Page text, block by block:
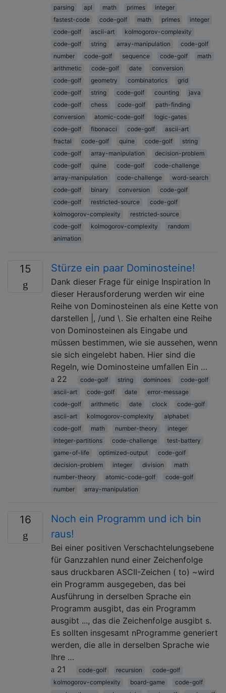
parsing
apl math primes
integer
fastest-code
code-golf math primes
integer
code-golf
ascii-art
kolmogorov-complexity
code-golf
string array-manipulation
code-golf
number
code-golf sequence code-golf
math
arithmetic
code-golf date
conversion
code-golf
geometry combinatorics
grid
code-golf
string code-golf counting
java
code-golf
chess code-golf
path-finding
conversion
atomic-code-golf
logic-gates
code-golf
fibonacci code-golf
ascii-art
fractal
code-golf quine code-golf
string
code-golf
array-manipulation
decision-problem
code-golf
quine code-golf
code-challenge
array-manipulation
code-challenge
word-search
code-golf
binary conversion
code-golf
code-golf
restricted-source
code-golf
kolmogorov-complexity
restricted-source
code-golf
kolmogorov-complexity
random
animation
15 Stürze ein paar Dominosteine!
Dank dieser Frage für einige Inspiration In
dieser Herausforderung werden wir eine
Reihe von Dominosteinen als eine Kette von
darstellen |, /und \. Sie erhalten eine Reihe
von Dominosteinen als Eingabe und
müssen bestimmen, wie sie aussehen, wenn
sie sich eingelebt haben. Hier sind die
Regeln, wie Dominosteine ​​umfallen Ein …
22
code-golf string dominoes
code-golf
ascii-art
code-golf date
error-message
code-golf
arithmetic date clock
code-golf
ascii-art
kolmogorov-complexity
alphabet
code-golf
math number-theory
integer
integer-partitions
code-challenge
test-battery
game-of-life
optimized-output
code-golf
decision-problem
integer division
math
number-theory
atomic-code-golf
code-golf
number
array-manipulation
16
Noch ein Programm und ich bin
raus!
Bei einer positiven Verschachtelungsebene
für Ganzzahlen nund einer Zeichenfolge
saus druckbaren ASCII-Zeichen ( to) ~wird
ein Programm ausgegeben, das bei
Ausführung in derselben Sprache ein
Programm ausgibt, das ein Programm
ausgibt ..., das die Zeichenfolge ausgibt s.
Es sollten insgesamt nProgramme generiert
werden, die alle in derselben Sprache wie
Ihre …
21
code-golf recursion
code-golf
kolmogorov-complexity
board-game
code-golf